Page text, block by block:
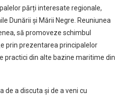
părți interesate regionale,
Dunării și Mării Negre. Reuniunea
să promoveze schimbul
prin prezentarea principalelor
practici din alte bazine maritime din
de a discuta și de a veni cu